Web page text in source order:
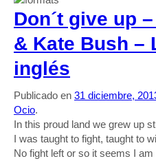
Don´t give up
& Kate Bush –
inglés
Publicado en 31 diciembre,
Ocio.
In this proud land we grew up
I was taught to fight, taught to
No fight left or so it seems I